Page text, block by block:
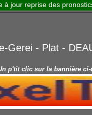
des pronostics
Gerei - Plat -
p'tit clic sur la bannière ci-